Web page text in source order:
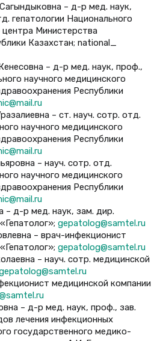
– д-р мед. наук,
гепатологии Национального
центра Министерства
Казахстан; national_
– д-р мед. наук, проф.,
научного медицинского
Республики
– ст. науч. сотр. отд.
научного медицинского
Республики
– науч. сотр. отд.
научного медицинского
Республики
– д-р мед. наук, зам. дир.
gepatolog@samtel.ru
– врач-инфекционист
gepatolog@samtel.ru
– науч. сотр. медицинской
медицинской компании
– д-р мед. наук, проф., зав.
лечения инфекционных
государственного медико-